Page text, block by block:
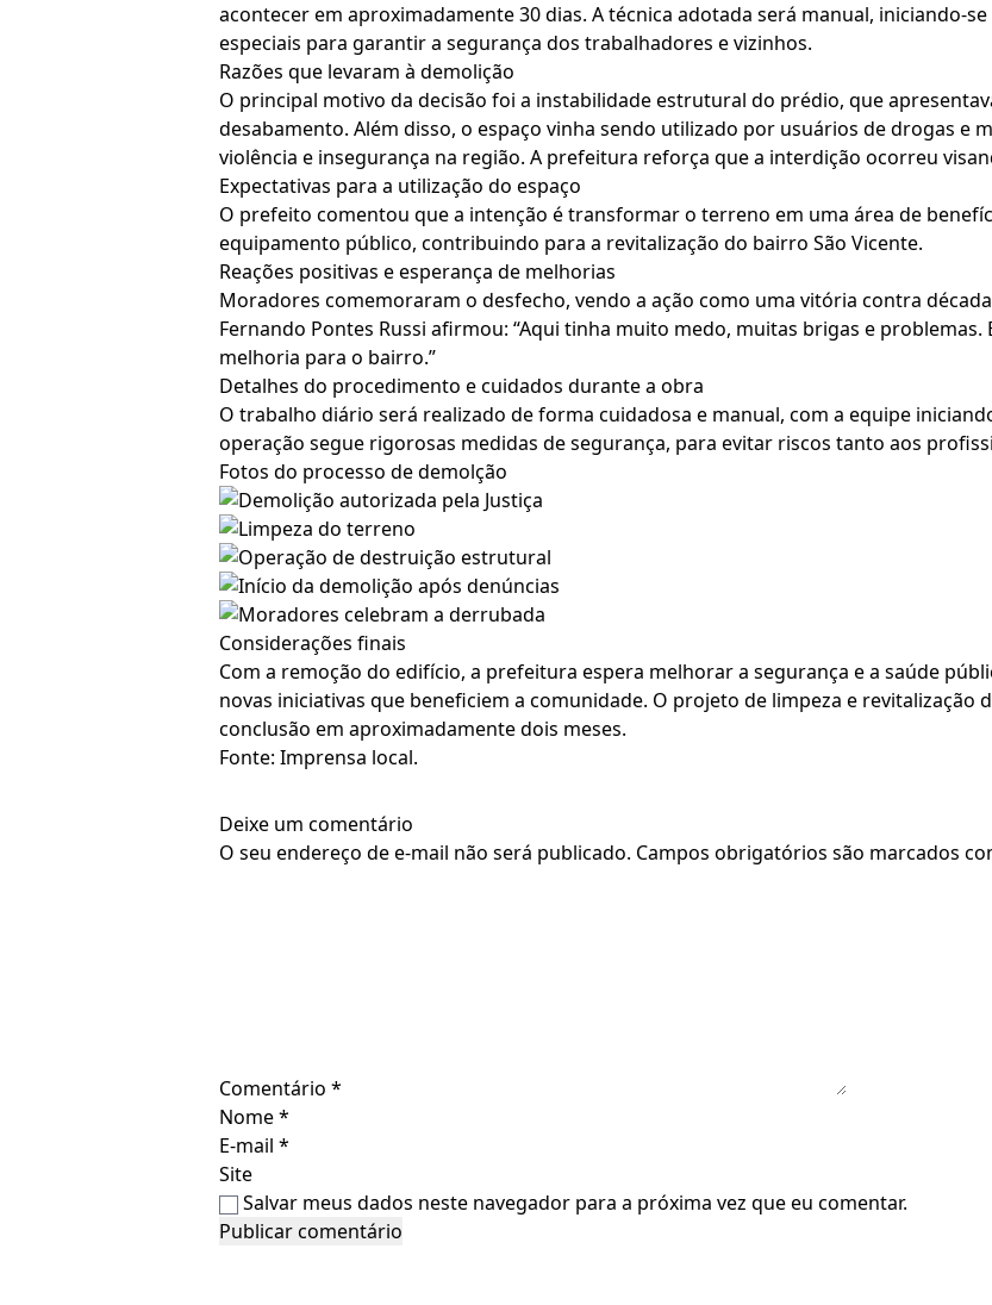
acontecer em aproximadamente 30 dias. A técnica adotada será manual, iniciando-
especiais para garantir a segurança dos trabalhadores e vizinhos.
Razões que levaram à demolição
O principal motivo da decisão foi a instabilidade estrutural do prédio, que
desabamento. Além disso, o espaço vinha sendo utilizado por usuários de drogas e
violência e insegurança na região. A prefeitura reforça que a interdição ocorreu
Expectativas para a utilização do espaço
O prefeito comentou que a intenção é transformar o terreno em uma área de
equipamento público, contribuindo para a revitalização do bairro São Vicente.
Reações positivas e esperança de melhorias
Moradores comemoraram o desfecho, vendo a ação como uma vitória contra
Fernando Pontes Russi afirmou: “Aqui tinha muito medo, muitas brigas e
melhoria para o bairro.”
Detalhes do procedimento e cuidados durante a obra
O trabalho diário será realizado de forma cuidadosa e manual, com a equipe
operação segue rigorosas medidas de segurança, para evitar riscos tanto aos
Fotos do processo de demolção
Considerações finais
Com a remoção do edifício, a prefeitura espera melhorar a segurança e a saúde
novas iniciativas que beneficiem a comunidade. O projeto de limpeza e revitalização
conclusão em aproximadamente dois meses.
Fonte: Imprensa local.
Deixe um comentário
O seu endereço de e-mail não será publicado. Campos obrigatórios são marcados
Comentário *
Nome*
E-mail *
Site
Salvar meus dados neste navegador para a próxima vez que eu comentar.